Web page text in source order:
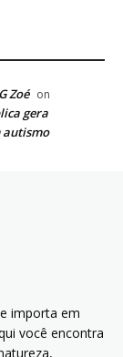
Zoé on
gera
autismo
importa em
você encontra